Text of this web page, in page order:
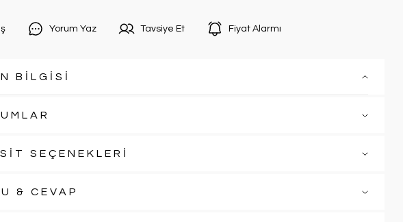
Yorum Yaz Tavsiye Et Fiyat Alarmı
BİLGİSİ
SEÇENEKLERİ
& CEVAP